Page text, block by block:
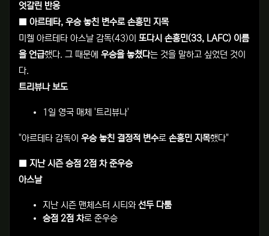
엇갈린 반응
■ 아르테타, 우승 놓친 변수로 손흥민 지목
미켈 아르테타 아스날 감독(43)이 또다시 손흥민(33, LAFC) 이름
을 언급했다. 그 때문에 우승을 놓쳤다는 것을 말하고 싶었던 것이
다.
트리뷰나 보도
1일 영국 매체 '트리뷰나'
"아르테타 감독이 우승 놓친 결정적 변수로 손흥민 지목했다"
■ 지난 시즌 승점 2점 차 준우승
아스날
지난 시즌 맨체스터 시티와 선두 다툼
승점 2점 차로 준우승